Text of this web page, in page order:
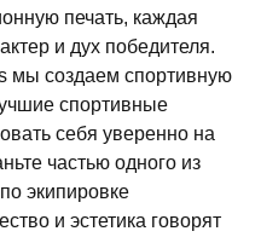
печать, каждая
и дух победителя.
мы создаем спортивную
спортивные
себя уверенно на
частью одного из
экипировке
и эстетика говорят